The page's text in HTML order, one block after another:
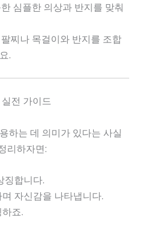
심플한 의상과 반지를 맞춰
팔찌나 목걸이와 반지를 조합
.
전 가이드
하는 데 의미가 있다는 사실
리하자면:
징합니다.
자신감을 나타냅니다.
죠.